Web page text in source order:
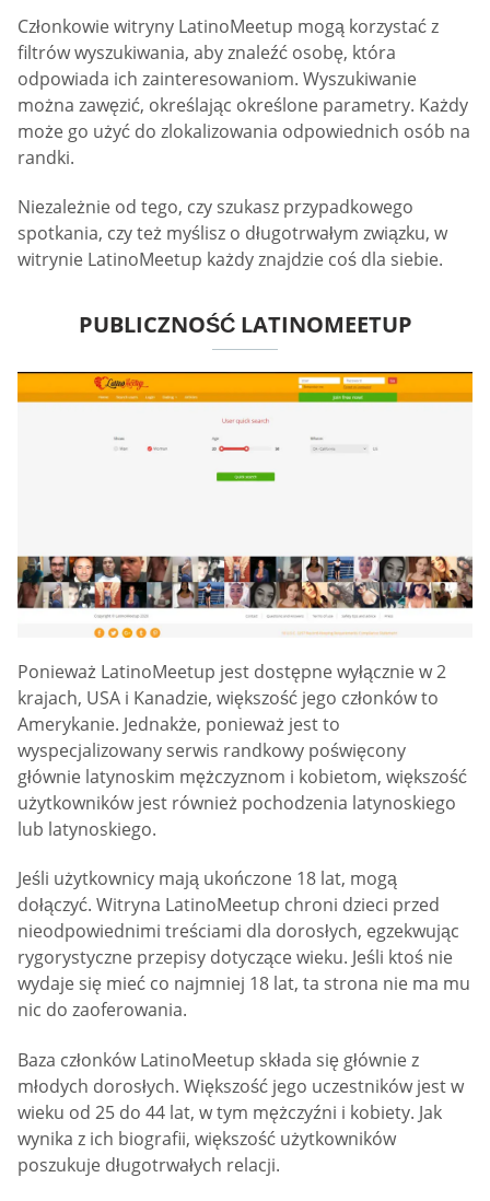
Członkowie witryny LatinoMeetup mogą korzystać z
filtrów wyszukiwania, aby znaleźć osobę, która
odpowiada ich zainteresowaniom. Wyszukiwanie
można zawęzić, określając określone parametry. Każdy
może go użyć do zlokalizowania odpowiednich osób na
randki.
Niezależnie od tego, czy szukasz przypadkowego
spotkania, czy też myślisz o długotrwałym związku, w
witrynie LatinoMeetup każdy znajdzie coś dla siebie.
PUBLICZNOŚĆ LATINOMEETUP
Ponieważ LatinoMeetup jest dostępne wyłącznie w 2
krajach, USA i Kanadzie, większość jego członków to
Amerykanie. Jednakże, ponieważ jest to
wyspecjalizowany serwis randkowy poświęcony
głównie latynoskim mężczyznom i kobietom, większość
użytkowników jest również pochodzenia latynoskiego
lub latynoskiego.
Jeśli użytkownicy mają ukończone 18 lat, mogą
dołączyć. Witryna LatinoMeetup chroni dzieci przed
nieodpowiednimi treściami dla dorosłych, egzekwując
rygorystyczne przepisy dotyczące wieku. Jeśli ktoś nie
wydaje się mieć co najmniej 18 lat, ta strona nie ma mu
nic do zaoferowania.
Baza członków LatinoMeetup składa się głównie z
młodych dorosłych. Większość jego uczestników jest w
wieku od 25 do 44 lat, w tym mężczyźni i kobiety. Jak
wynika z ich biografii, większość użytkowników
poszukuje długotrwałych relacji.